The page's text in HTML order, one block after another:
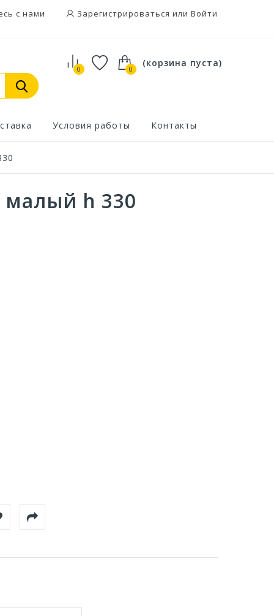
с нами Зарегистрироваться или Войти
0
(корзина пуста)
0
Условия работы Контакты
h 330